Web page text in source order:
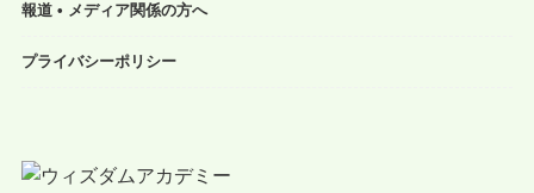
報道 • メディア関係の方へ
プライバシーポリシー